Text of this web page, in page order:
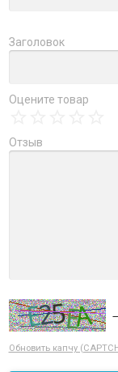
Заголовок
Оцените товар
Отзыв
Обновить капчу